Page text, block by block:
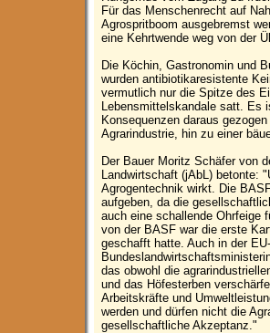
Für das Menschenrecht auf
Agrospritboom ausgebremst
eine Kehrtwende weg von der
Die Köchin, Gastronomin und
wurden antibiotikaresistente
vermutlich nur die Spitze des
Lebensmittelskandale satt. Es
Konsequenzen daraus
Agrarindustrie, hin zu einer
Der Bauer Moritz Schäfer von
Landwirtschaft (jAbL) betonte:
Agrogentechnik wirkt. Die
aufgeben, da die
auch eine schallende Ohrfeige
von der BASF war die erste
geschafft hatte. Auch in der
das obwohl die
und das Höfesterben
Arbeitskräfte und
werden und dürfen nicht die
gesellschaftliche Akzeptanz."